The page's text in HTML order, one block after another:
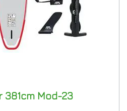
381cm Mod-23